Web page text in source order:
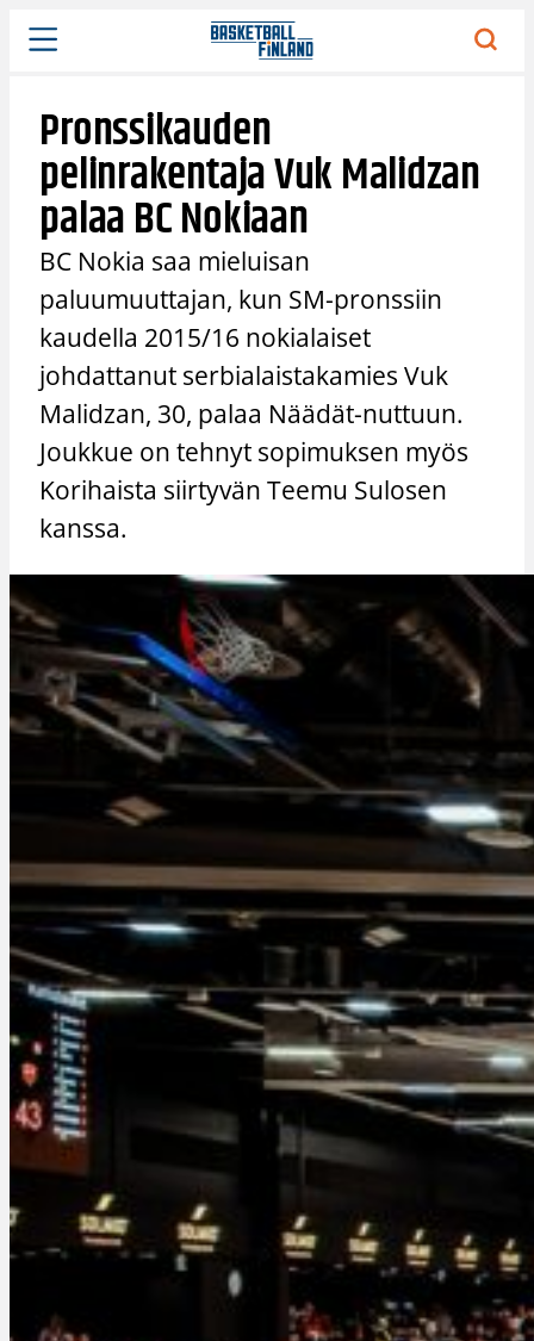
Siirry
sisältöön
Pronssikauden
pelinrakentaja Vuk Malidzan
palaa BC Nokiaan
BC Nokia saa mieluisan
paluumuuttajan, kun SM-pronssiin
kaudella 2015/16 nokialaiset
johdattanut serbialaistakamies Vuk
Malidzan, 30, palaa Näädät-nuttuun.
Joukkue on tehnyt sopimuksen myös
Korihaista siirtyvän Teemu Sulosen
kanssa.